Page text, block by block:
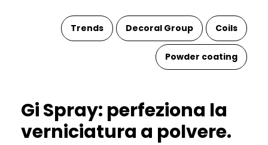
Coils
Decoral Group
Trends
Powder coating
Gi Spray: perfeziona la
verniciatura a polvere.